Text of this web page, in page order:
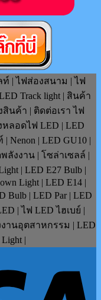
| ไฟส่องสนาม | ไฟ
Track light | สินค้า
นค้า | ติดต่อเรา ไฟ
หลอดไฟ LED | LED
Nenon | LED GU10 |
ลังงาน | โซล่าเซลล์ |
| LED E27 Bulb |
Light | LED E14 |
Bulb | LED Par | LED
| ไฟ LED ไฮเบย์ |
านอุตสาหกรรม | LED
|